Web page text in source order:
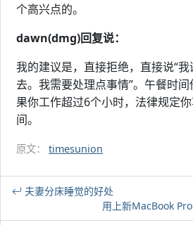
个高兴点的。
dawn(dmg)回复说：
我的建议是，直接拒绝，直接说“
去。我需要处理点事情”。午餐时
果你工作超过6个小时，法律规定
间。
原文： timesunion
夫妻分床睡觉的好处
用上新MacBook